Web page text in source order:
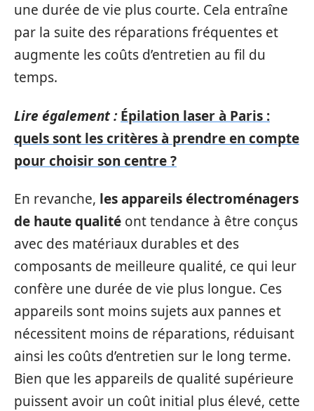
une durée de vie plus courte. Cela entraîne
par la suite des réparations fréquentes et
augmente les coûts d’entretien au fil du
temps.
Lire également : Épilation laser à Paris :
quels sont les critères à prendre en compte
pour choisir son centre ?
En revanche, les appareils électroménagers
de haute qualité ont tendance à être conçus
avec des matériaux durables et des
composants de meilleure qualité, ce qui leur
confère une durée de vie plus longue. Ces
appareils sont moins sujets aux pannes et
nécessitent moins de réparations, réduisant
ainsi les coûts d’entretien sur le long terme.
Bien que les appareils de qualité supérieure
puissent avoir un coût initial plus élevé, cette